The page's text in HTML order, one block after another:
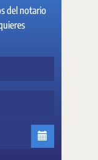
del notario